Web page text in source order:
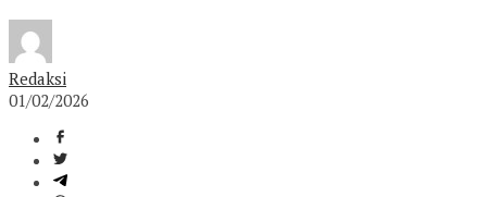
Redaksi
01/02/2026